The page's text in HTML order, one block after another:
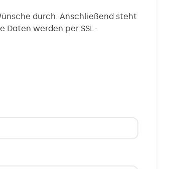
durch. Anschließend steht
Daten werden per SSL-